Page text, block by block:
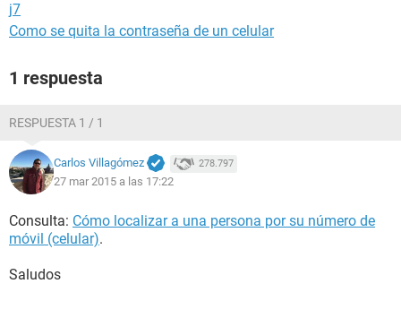
j7
Como se quita la contraseña de un celular
1 respuesta
RESPUESTA 1 / 1
Carlos Villagómez 278.797
27 mar 2015 a las 17:22
Consulta: Cómo localizar a una persona por su número de
móvil (celular).
Saludos